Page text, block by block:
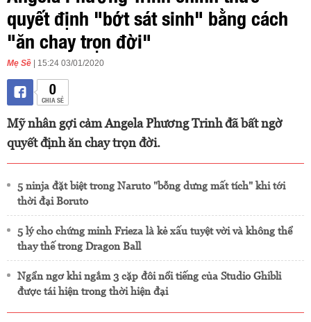
quyết định "bớt sát sinh" bằng cách
"ăn chay trọn đời"
Mẹ Sề | 15:24 03/01/2020
0
CHIA SẺ
Mỹ nhân gợi cảm Angela Phương Trinh đã bất ngờ
quyết định ăn chay trọn đời.
5 ninja đặt biệt trong Naruto "bỗng dưng mất tích" khi tới
thời đại Boruto
5 lý cho chứng minh Frieza là kẻ xấu tuyệt vời và không thể
thay thế trong Dragon Ball
Ngẩn ngơ khi ngắm 3 cặp đôi nổi tiếng của Studio Ghibli
được tái hiện trong thời hiện đại